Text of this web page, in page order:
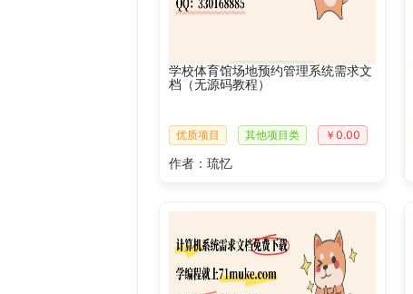
学校体育馆场地预约管理系统需求文
档（无源码教程）
优质项目 其他项目类 ￥0.00
作者：琉忆